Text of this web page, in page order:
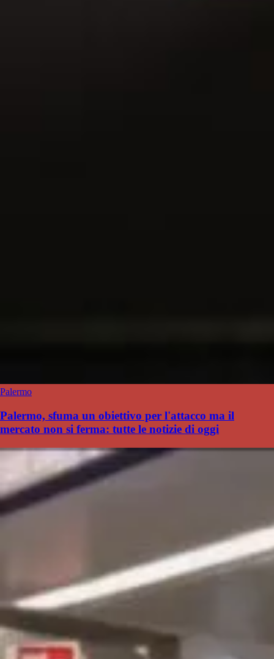
Palermo
Palermo, sfuma un obiettivo per l'attacco ma il
mercato non si ferma: tutte le notizie di oggi